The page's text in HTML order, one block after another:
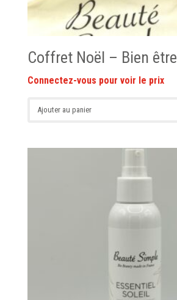
Coffret Noël – Bien être
Ajouter au panier